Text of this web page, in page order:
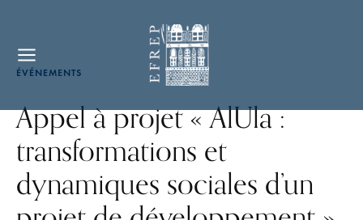
ÉVÉNEMENTS
Appel à projet « AlUla :
transformations et
dynamiques sociales d’un